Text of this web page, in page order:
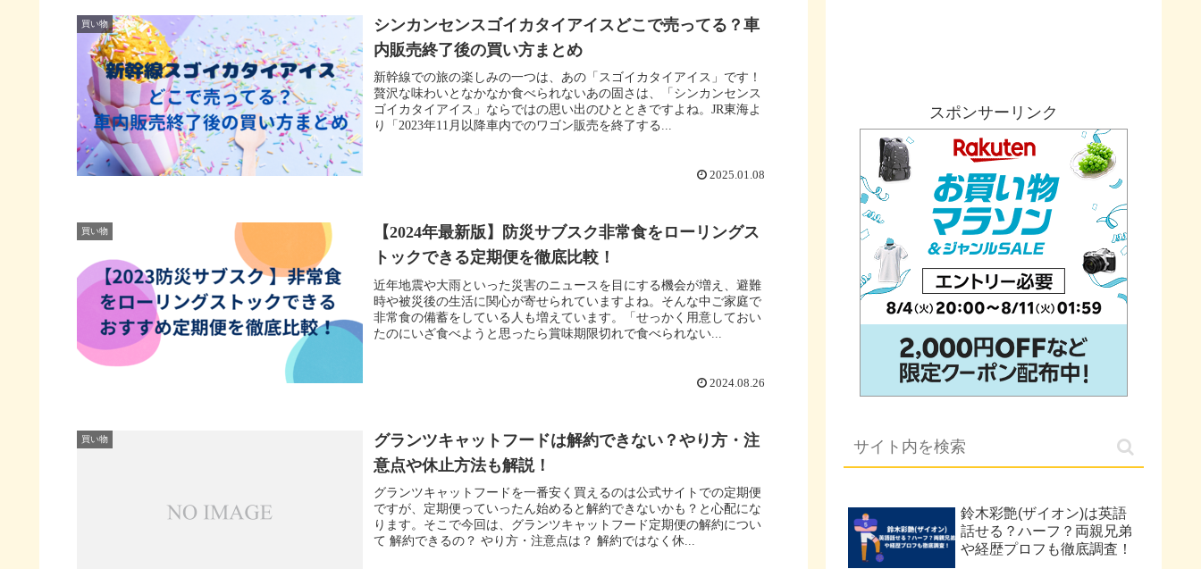
買い物
シンカンセンスゴイカタイアイスどこで売ってる？車
内販売終了後の買い方まとめ
新幹線での旅の楽しみの一つは、あの「スゴイカタイアイス」です！
贅沢な味わいとなかなか食べられないあの固さは、「シンカンセンス
ゴイカタイアイス」ならではの思い出のひとときですよね。JR東海よ
り「2023年11月以降車内でのワゴン販売を終了する...
2025.01.08
買い物
【2024年最新版】防災サブスク非常食をローリングス
トックできる定期便を徹底比較！
近年地震や大雨といった災害のニュースを目にする機会が増え、避難
時や被災後の生活に関心が寄せられていますよね。そんな中ご家庭で
非常食の備蓄をしている人も増えています。「せっかく用意しておい
たのにいざ食べようと思ったら賞味期限切れで食べられない...
2024.08.26
買い物
グランツキャットフードは解約できない？やり方・注
意点や休止方法も解説！
グランツキャットフードを一番安く買えるのは公式サイトでの定期便
ですが、定期便っていったん始めると解約できないかも？と心配にな
ります。そこで今回は、グランツキャットフード定期便の解約につい
て 解約できるの？ やり方・注意点は？ 解約ではなく休...
スポンサーリンク
鈴木彩艶(ザイオン)は英語
話せる？ハーフ？両親兄弟
や経歴プロフも徹底調査！